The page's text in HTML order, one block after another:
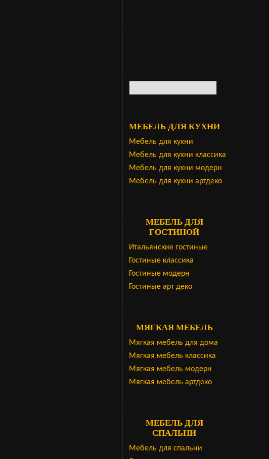
МЕБЕЛЬ ДЛЯ КУХНИ
Мебель для кухни
Мебель для кухни классика
Мебель для кухни модерн
Мебель для кухни артдеко
МЕБЕЛЬ ДЛЯ
ГОСТИНОЙ
Итальянские гостиные
Гостиные классика
Гостиные модерн
Гостиные арт деко
МЯГКАЯ МЕБЕЛЬ
Мягкая мебель для дома
Мягкая мебель классика
Мягкая мебель модерн
Мягкая мебель артдеко
МЕБЕЛЬ ДЛЯ
СПАЛЬНИ
Мебель для спальни